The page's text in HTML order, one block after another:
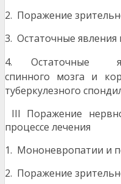
2. Поражение
3. Остаточные
4. Остаточные
спинного мозга и
туберкулезного
III Поражение
процессе лечения
1. Мононевропатии и
2. Поражение